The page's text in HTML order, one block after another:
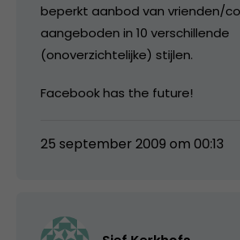
beperkt aanbod van vrienden/
aangeboden in 10 verschillende
(onoverzichtelijke) stijlen.
Facebook has the future!
25 september 2009 om 00:13